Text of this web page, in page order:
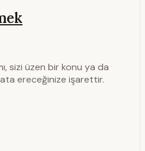
sizi üzen bir konu ya da
ereceğinize işarettir.